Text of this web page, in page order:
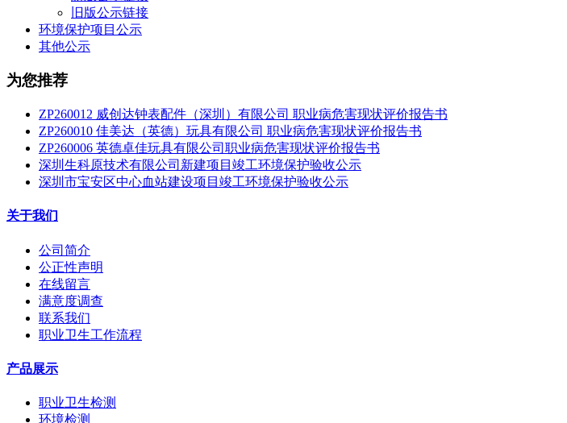
旧版公示链接
环境保护项目公示
其他公示
为您推荐
ZP260012 威创达钟表配件（深圳）有限公司 职业病危害现状评价报告书
ZP260010 佳美达（英德）玩具有限公司 职业病危害现状评价报告书
ZP260006 英德卓佳玩具有限公司职业病危害现状评价报告书
深圳生科原技术有限公司新建项目竣工环境保护验收公示
深圳市宝安区中心血站建设项目竣工环境保护验收公示
关于我们
公司简介
公正性声明
在线留言
满意度调查
联系我们
职业卫生工作流程
产品展示
职业卫生检测
环境检测